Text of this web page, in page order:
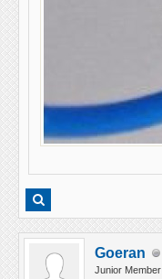
Goeran
Junior Member